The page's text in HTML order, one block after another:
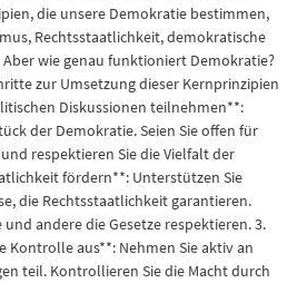
die unsere Demokratie bestimmen,
Rechtsstaatlichkeit, demokratische
wie genau funktioniert Demokratie?
zur Umsetzung dieser Kernprinzipien
Diskussionen teilnehmen**:
der Demokratie. Seien Sie offen für
respektieren Sie die Vielfalt der
fördern**: Unterstützen Sie
die Rechtsstaatlichkeit garantieren.
und andere die Gesetze respektieren. 3.
Kontrolle aus**: Nehmen Sie aktiv an
teil. Kontrollieren Sie die Macht durch